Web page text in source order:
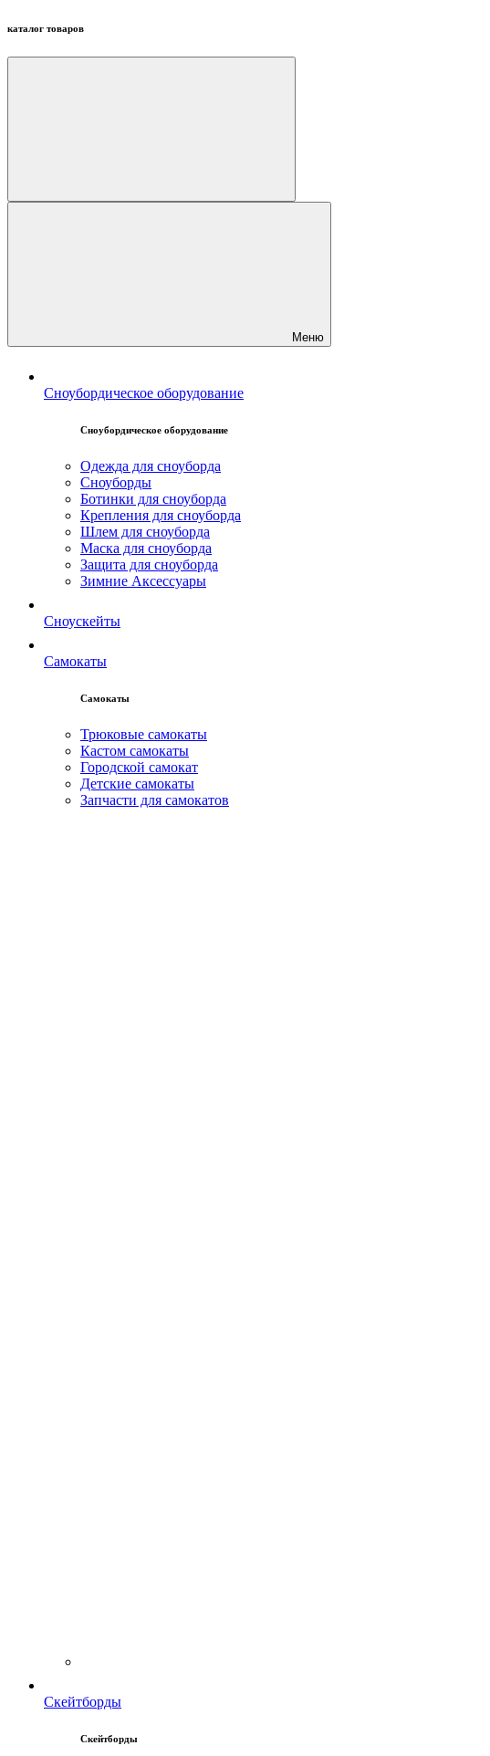
каталог товаров
Меню
Сноубордическое оборудование
Сноубордическое оборудование
Одежда для сноуборда
Сноуборды
Ботинки для сноуборда
Крепления для сноуборда
Шлем для сноуборда
Маска для сноуборда
Защита для сноуборда
Зимние Аксессуары
Сноускейты
Самокаты
Самокаты
Трюковые самокаты
Кастом самокаты
Городской самокат
Детские самокаты
Запчасти для самокатов
Скейтборды
Скейтборды